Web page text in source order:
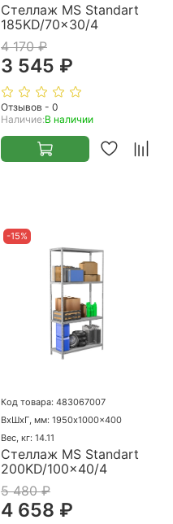
Стеллаж MS Standart
185KD/70x30/4
4 170 ₽
3 545 ₽
Отзывов - 0
Наличие:В наличии
-15%
Код товара: 483067007
ВхШхГ, мм: 1950x1000x400
Вес, кг: 14.11
Стеллаж MS Standart
200KD/100x40/4
5 480 ₽
4 658 ₽